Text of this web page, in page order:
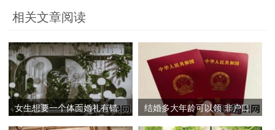
相关文章阅读
女生想要一个体面婚礼有错
结婚多大年龄可以领 非户口